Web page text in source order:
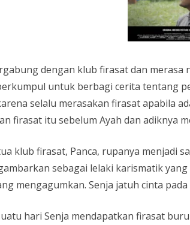
dengan klub firasat dan merasa
untuk berbagi cerita tentang
selalu merasakan firasat apabila
firasat itu sebelum Ayah dan adiknya
klub firasat, Panca, rupanya menjadi
sebagai lelaki karismatik
mengagumkan. Senja jatuh cinta pada
hari Senja mendapatkan firasat